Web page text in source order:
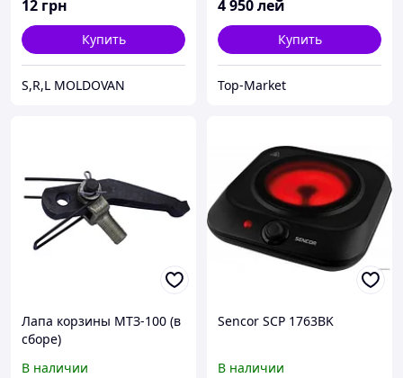
12 грн
Купить
S,R,L MOLDOVAN
4 950лей
Купить
Top-Market
Лапа корзины МТЗ-100 (в
сборе)
В наличии
Sencor SCP 1763BK
В наличии